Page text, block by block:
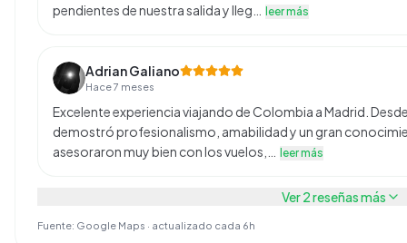
pendientes de nuestra salida y lleg…
leer más
Adrian Galiano
Hace 7 meses
Excelente experiencia viajando de Colombia a Madrid.
demostró profesionalismo, amabilidad y un gran
asesoraron muy bien con los vuelos,…
leer más
Ver2reseñas más
Fuente: Google Maps · actualizado cada 6h